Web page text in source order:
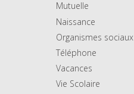
Mutuelle
Naissance
Organismes sociaux
Téléphone
Vacances
Vie Scolaire